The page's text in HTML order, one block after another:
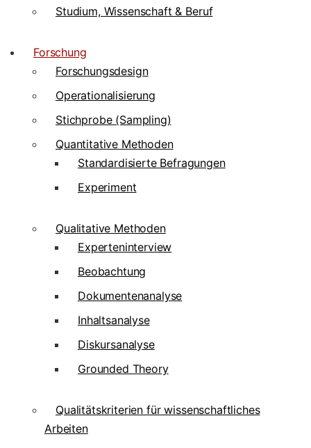
Studium, Wissenschaft & Beruf
Forschung
Forschungsdesign
Operationalisierung
Stichprobe (Sampling)
Quantitative Methoden
Standardisierte Befragungen
Experiment
Qualitative Methoden
Experteninterview
Beobachtung
Dokumentenanalyse
Inhaltsanalyse
Diskursanalyse
Grounded Theory
Qualitätskriterien für wissenschaftliches
Arbeiten